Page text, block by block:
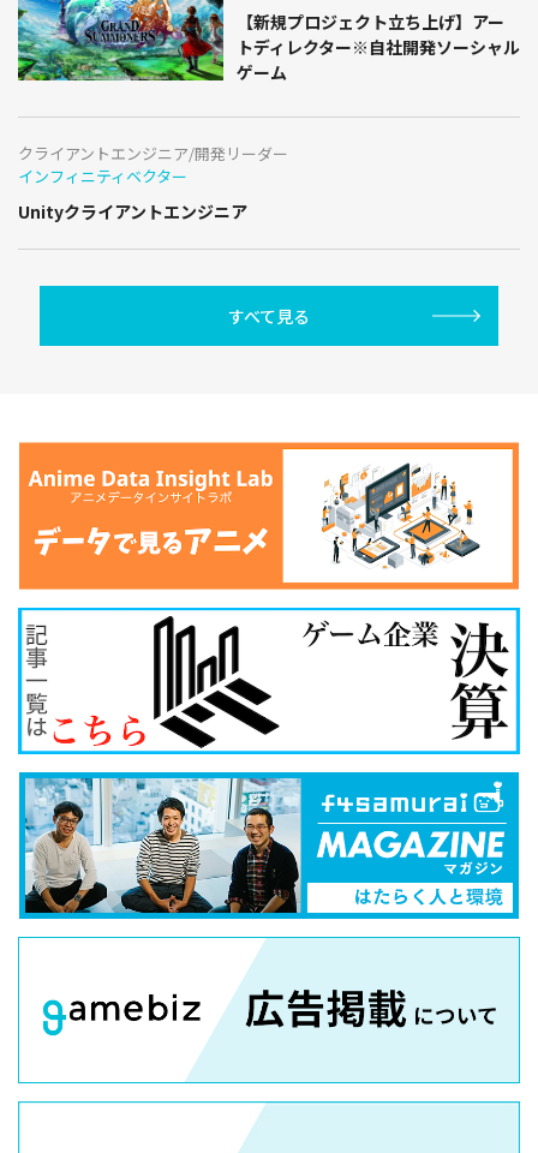
【新規プロジェクト立ち上げ】アー
トディレクター※自社開発ソーシャル
ゲーム
クライアントエンジニア/開発リーダー
インフィニティベクター
Unityクライアントエンジニア
すべて見る